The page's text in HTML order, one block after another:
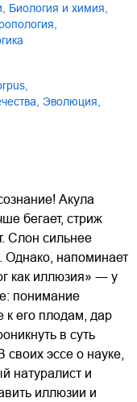
биология и химия
эволюция
Акула
бегает, стриж
Слон сильнее
Однако, напоминает
как иллюзия» ― у
понимание
к его плодам, дар
в суть
эссе о науке,
натуралист и
иллюзии и